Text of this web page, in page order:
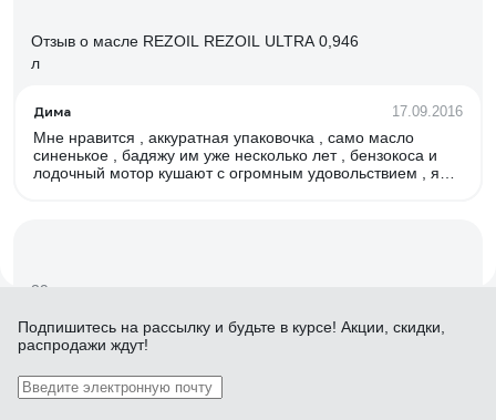
Отзыв о масле REZOIL REZOIL ULTRA 0,946
л
Дима 17.09.2016
Мне нравится , аккуратная упаковочка , само масло
синенькое , бадяжу им уже несколько лет , бензокоса и
лодочный мотор кушают с огромным удовольствием , я
39 отзывов
Отзыв о масле 4T Patriot G-Motion HD SAE 30
TERRA 1 л 850030400
Подпишитесь на рассылку и будьте в курсе! Акции, скидки,
распродажи ждут!